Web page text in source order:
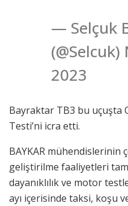
— Selçuk
2023
Bayraktar TB3 bu uçuşta
Testi’ni icra etti.
BAYKAR mühendislerinin
geliştirilme faaliyetleri
dayanıklılık ve motor
ayı içerisinde taksi, koşu